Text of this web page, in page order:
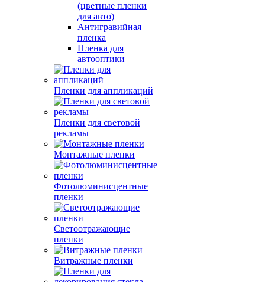
(цветные пленки
для авто)
Антигравийная
пленка
Пленка для
автооптики
Пленки для аппликаций
Пленки для световой
рекламы
Монтажные пленки
Фотолюминисцентные
пленки
Светоотражающие
пленки
Витражные пленки